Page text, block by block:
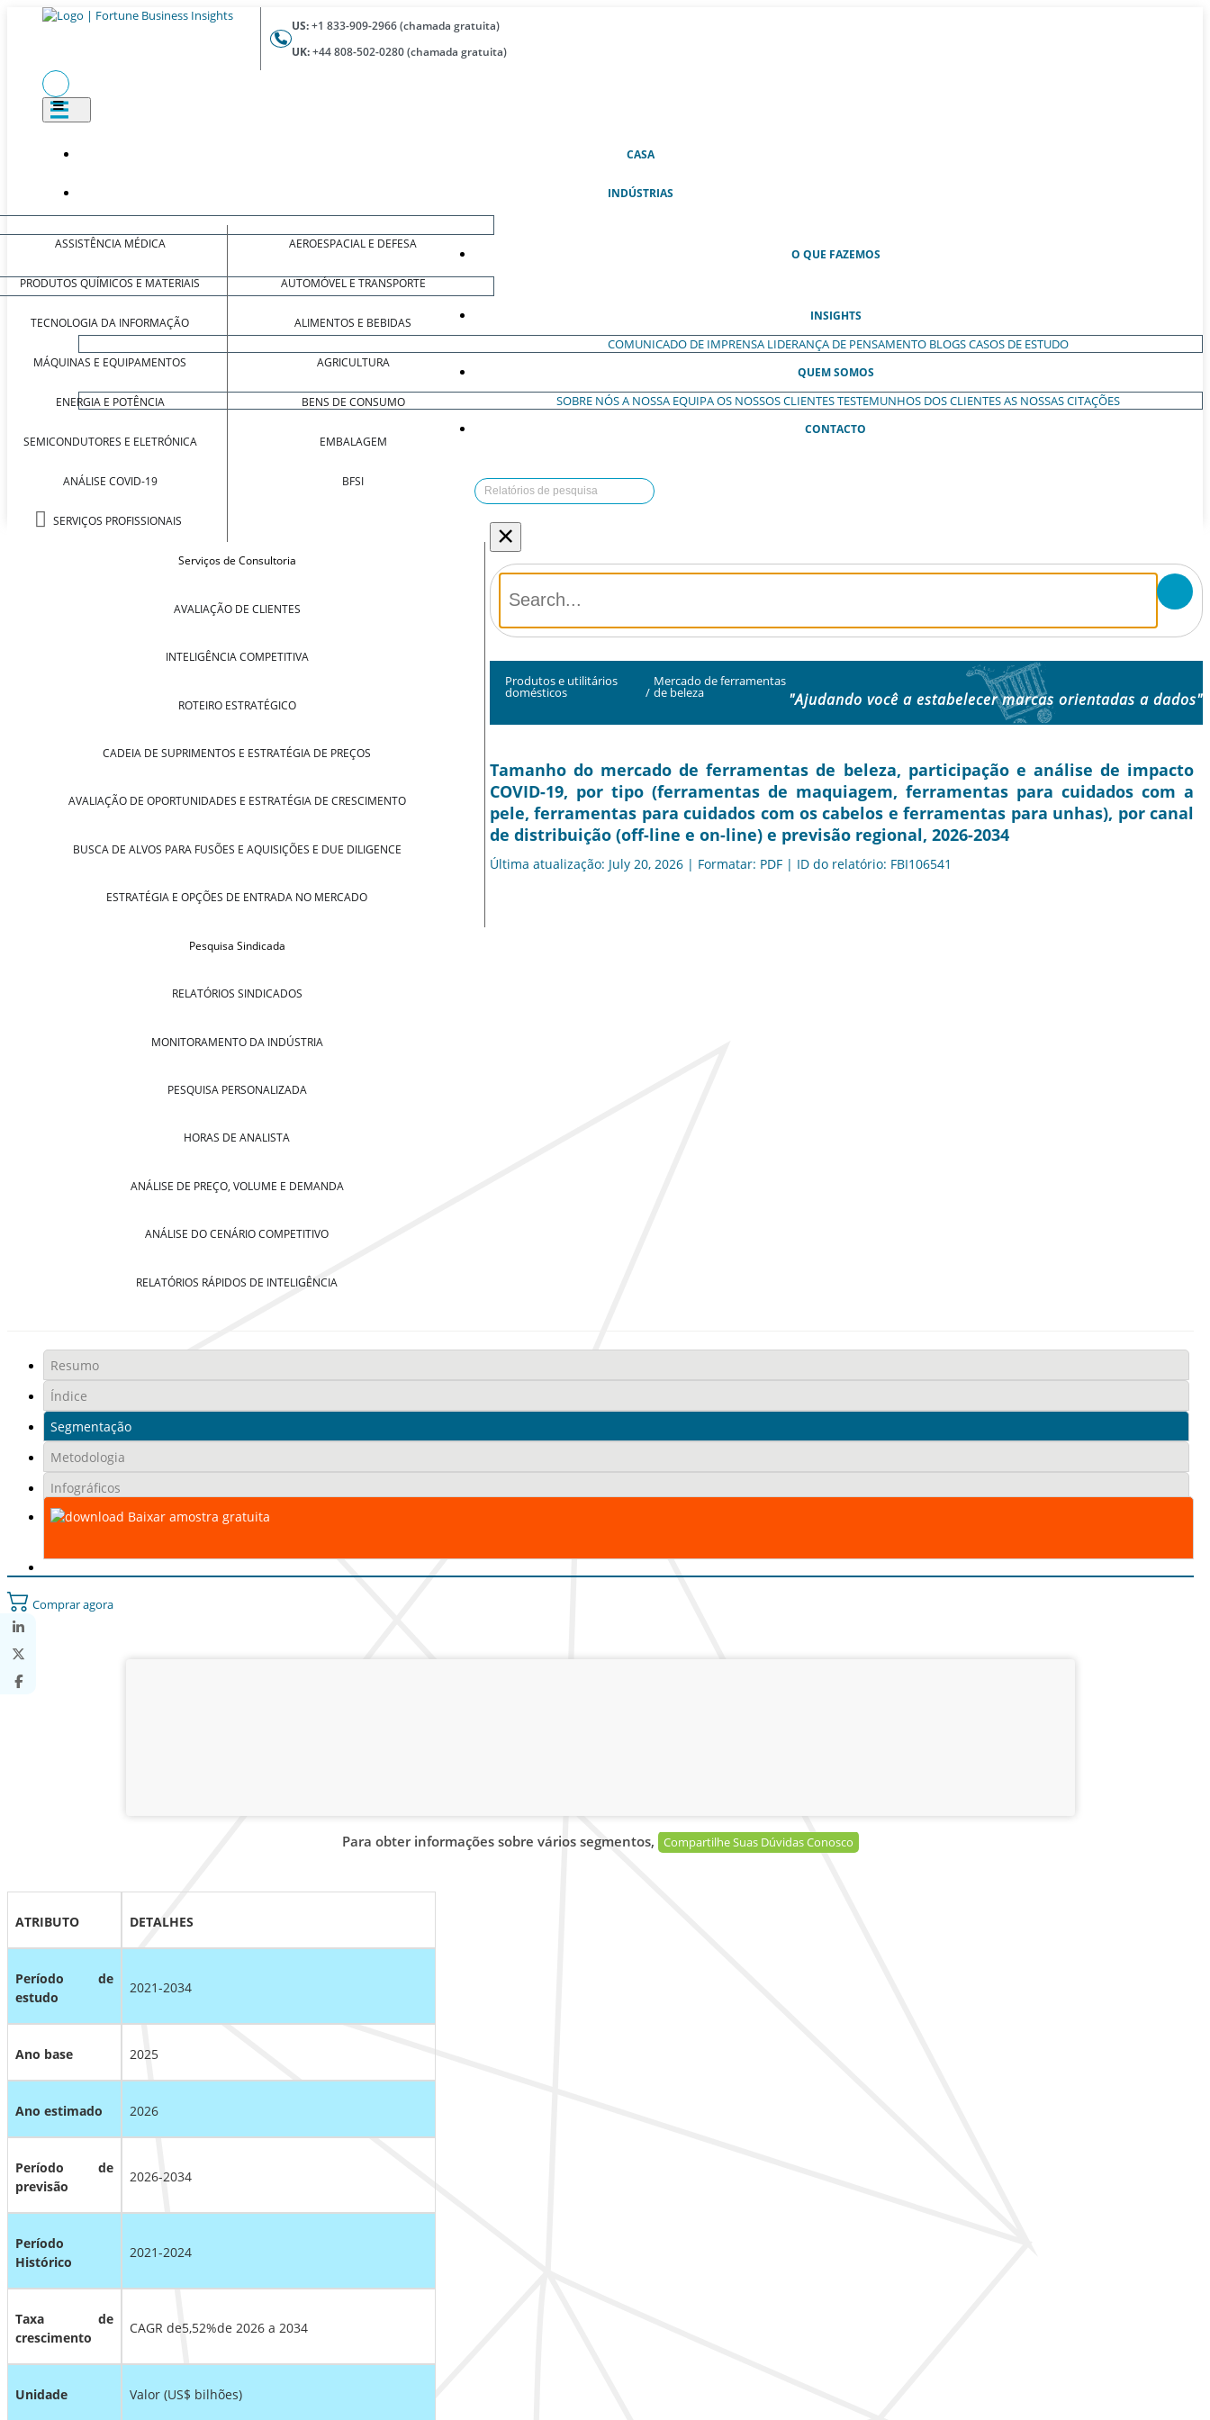
US:+1 833-909-2966 (chamada gratuita)
UK:+44 808-502-0280 (chamada gratuita)
CASA(ATUAL)
INDÚSTRIAS
ASSISTÊNCIA MÉDICA
PRODUTOS QUÍMICOS E MATERIAIS
TECNOLOGIA DA INFORMAÇÃO
MÁQUINAS E EQUIPAMENTOS
ENERGIA E POTÊNCIA
SEMICONDUTORES E ELETRÓNICA
ANÁLISE COVID-19
SERVIÇOS PROFISSIONAIS
AEROESPACIAL E DEFESA
AUTOMÓVEL E TRANSPORTE
ALIMENTOS E BEBIDAS
AGRICULTURA
BENS DE CONSUMO
EMBALAGEM
BFSI
O QUE FAZEMOS
Serviços de Consultoria
AVALIAÇÃO DE CLIENTES
INTELIGÊNCIA COMPETITIVA
ROTEIRO ESTRATÉGICO
CADEIA DE SUPRIMENTOS E ESTRATÉGIA DE PREÇOS
AVALIAÇÃO DE OPORTUNIDADES E ESTRATÉGIA DE CRESCIMENTO
BUSCA DE ALVOS PARA FUSÕES E AQUISIÇÕES E DUE DILIGENCE
ESTRATÉGIA E OPÇÕES DE ENTRADA NO MERCADO
Pesquisa Sindicada
RELATÓRIOS SINDICADOS
MONITORAMENTO DA INDÚSTRIA
PESQUISA PERSONALIZADA
HORAS DE ANALISTA
ANÁLISE DE PREÇO, VOLUME E DEMANDA
ANÁLISE DO CENÁRIO COMPETITIVO
RELATÓRIOS RÁPIDOS DE INTELIGÊNCIA
INSIGHTS
COMUNICADO DE IMPRENSA LIDERANÇA DE PENSAMENTO BLOGSCASOS DE ESTUDO
QUEM SOMOS
SOBRE NÓSA NOSSA EQUIPAOS NOSSOS CLIENTESTESTEMUNHOS DOS CLIENTESAS NOSSAS CITAÇÕES
CONTACTO
×
Produtos e utilitários
domésticos /
Mercado de ferramentas
de beleza "Ajudando você a estabelecer marcas orientadas a dados"
Tamanho do mercado de ferramentas de beleza, participação e análise de impacto
COVID-19, por tipo (ferramentas de maquiagem, ferramentas para cuidados com a
pele, ferramentas para cuidados com os cabelos e ferramentas para unhas), por canal
de distribuição (off-line e on-line) e previsão regional, 2026-2034
Última atualização: July 20, 2026 | Formatar: PDF | ID do relatório: FBI106541
Resumo
Índice
Segmentação
Metodologia
Infográficos
Baixar amostra gratuita
Comprar agora
Para obter informações sobre vários segmentos, Compartilhe Suas Dúvidas Conosco
ATRIBUTO DETALHES
Período de
estudo
2021-2034
Ano base 2025
Ano estimado 2026
Período de
previsão
2026-2034
Período
Histórico
2021-2024
Taxa de
crescimento
CAGR de5,52%de 2026 a 2034
Unidade Valor (US$ bilhões)